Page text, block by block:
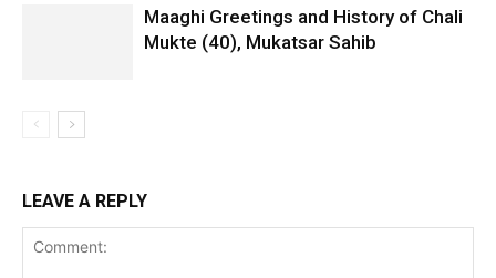
Maaghi Greetings and History of Chali
Mukte (40), Mukatsar Sahib
LEAVE A REPLY